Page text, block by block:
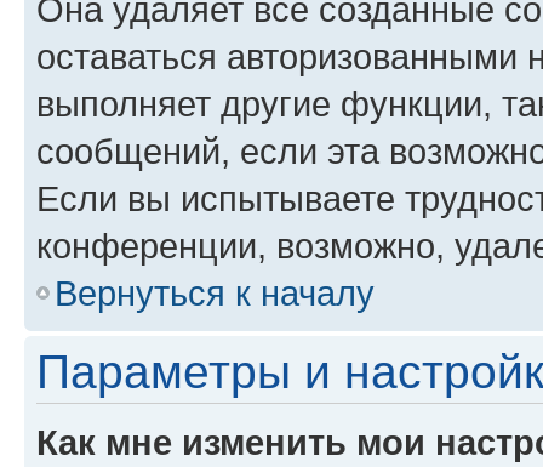
Она удаляет все созданные
оставаться авторизованными
выполняет другие функции,
сообщений, если эта
Если вы испытываете
конференции, возможно,
Вернуться к началу
Параметры и
Как мне изменить мои